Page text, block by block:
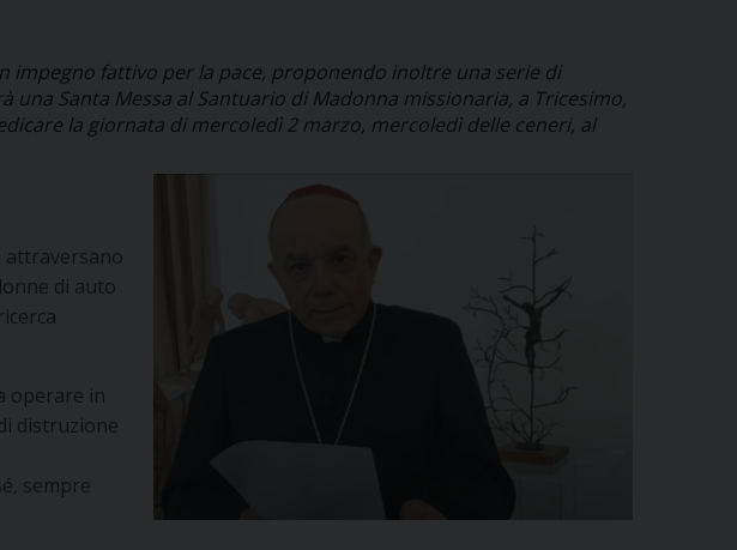
impegno fattivo per la pace, proponendo inoltre una serie di
Santa Messa al Santuario di Madonna missionaria, a Tricesimo,
la giornata di mercoledì 2 marzo, mercoledì delle ceneri, al
attraversano
di auto
operare in
distruzione
sempre